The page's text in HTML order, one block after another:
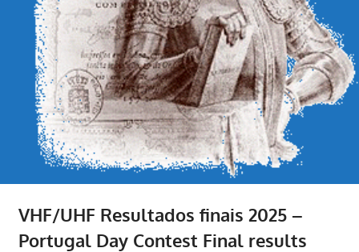
VHF/UHF Resultados finais 2025 –
Portugal Day Contest Final results